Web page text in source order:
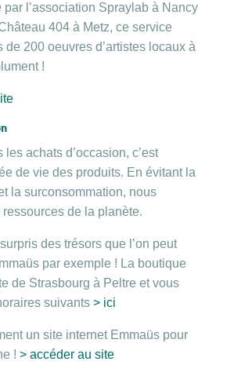
l’association Spraylab à Nancy
404 à Metz, ce service
de 200 oeuvres d’artistes locaux à
!
les achats d’occasion, c’est
de vie des produits. En évitant la
la surconsommation, nous
de la planète.
des trésors que l’on peut
par exemple ! La boutique
de Strasbourg à Peltre et vous
suivants > ici
un site internet Emmaüs pour
! > accéder au site